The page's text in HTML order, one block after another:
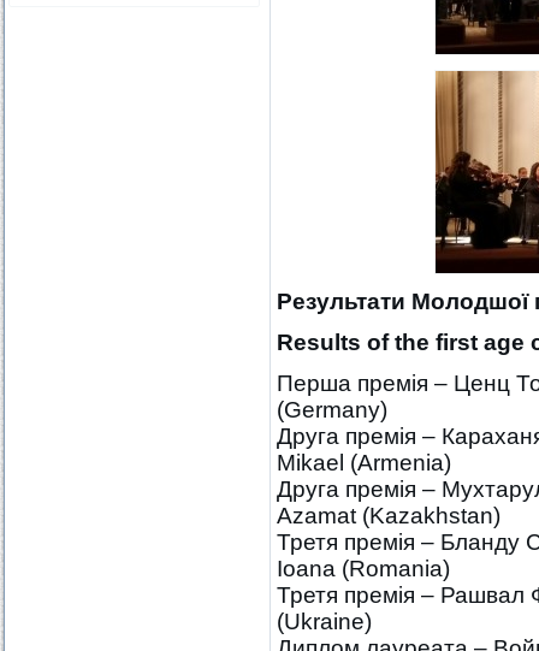
Результати Молодшої
Results of the first age
Перша премія – Ценц
(Germany)
Друга премія –
Mikael (Armenia)
Друга премія –
Azamat (Kazakhstan)
Третя премія – Бланду
Ioana (Romania)
Третя премія – Рашвал
(Ukraine)